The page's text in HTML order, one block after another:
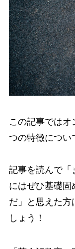
この記事では
つの特徴につい
記事を読んで「
にはぜひ基礎固
だ」と思えた方
しょう！